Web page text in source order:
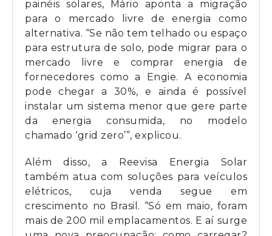
painéis solares, Mário aponta a migração
para o mercado livre de energia como
alternativa. “Se não tem telhado ou espaço
para estrutura de solo, pode migrar para o
mercado livre e comprar energia de
fornecedores como a Engie. A economia
pode chegar a 30%, e ainda é possível
instalar um sistema menor que gere parte
da energia consumida, no modelo
chamado ‘grid zero’”, explicou.
Além disso, a Reevisa Energia Solar
também atua com soluções para veículos
elétricos, cuja venda segue em
crescimento no Brasil. “Só em maio, foram
mais de 200 mil emplacamentos. E aí surge